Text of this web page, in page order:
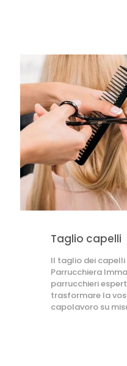
Taglio capelli
Il taglio dei capelli
Parrucchiera
parrucchieri
trasformare la
capolavoro su